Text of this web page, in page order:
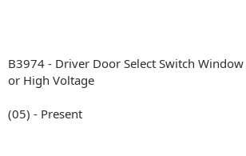
B3974 - Driver Door Select Switch
or High Voltage
(05) - Present